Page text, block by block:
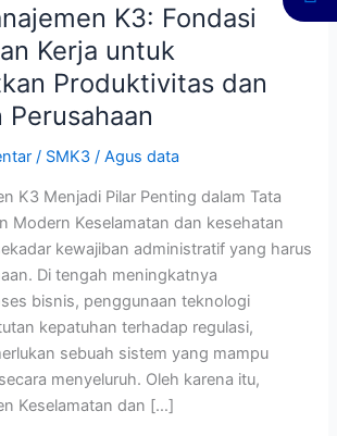
K3: Fondasi
Kerja untuk
Produktivitas dan
Perusahaan
/ SMK3 /Agus data
K3 Menjadi Pilar Penting dalam Tata
Modern Keselamatan dan kesehatan
kewajiban administratif yang harus
Di tengah meningkatnya
bisnis, penggunaan teknologi
kepatuhan terhadap regulasi,
sebuah sistem yang mampu
menyeluruh. Oleh karena itu,
Keselamatan dan […]